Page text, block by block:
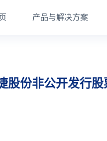
产品与解决方案
股份非公开发行